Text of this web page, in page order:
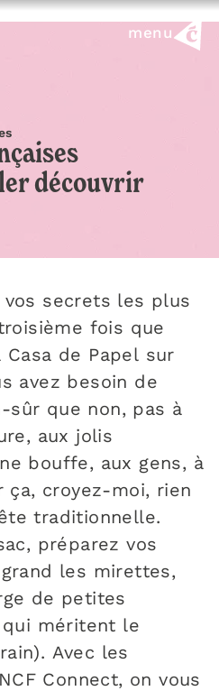
menu
découvrir
secrets les plus
fois que
de Papel sur
avez besoin de
sûr que non, pas à
aux jolis
bouffe, aux gens, à
ça, croyez-moi, rien
traditionnelle.
préparez vos
les mirettes,
de petites
méritent le
Avec les
Connect, on vous